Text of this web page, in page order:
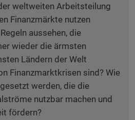
weltweiten Arbeitsteilung
Finanzmärkte nutzen
aussehen, die
wieder die ärmsten
Ländern der Welt
Finanzmarktkrisen sind? Wie
werden, die die
nutzbar machen und
fördern?